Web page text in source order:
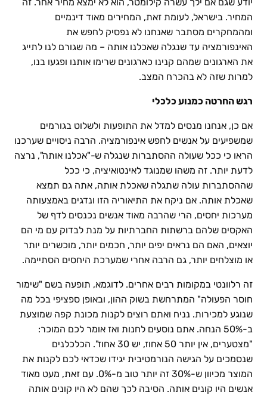
המחיר. בישראל, לעומת זאת, המחירים מאוד דינמיים
ומהמחקרים מסתבר שאנחנו לא נפסיק לחפש את
האינפורמציה עד שנגלה שאכלנו אותה – מה שגורם לנו לתייג
את הארגונים שמהם קנינו כארגונים שרימו אותנו ופגעו בנו,
למרות שזה לא בהכרח המצב.
רגש החרטה כמנוע כלכלי
אם כן, אנחנו מנסים למדל את התופעות ולשלוט בגורמים
שמשפיעים על אנשים לחפש אינפורמציה. הרבה ניסויים שערכנו
הראו כי ככל שעולה ההסתברות שנגלה ש-"אכלנו אותה", נרצה
לדעת יותר. זה משהו שמנוגד לאינטואיציה, כי ככל
שההסתברות עולה שתגלה שאכלת אותה, אתה גם תמצא
שאכלת אותה. אם ניקח את התיאוריה הזו ונדגים באמצעותה
מערכות יחסים, הרי שהרבה מאוד אנשים נכנסים לדף של
האקסים שלהם ברשתות החברתיות על מנת לבדוק עם מי הם
יוצאים, האם הם נראים יפים יותר, חכמים יותר, מוכשרים יותר
או מוצלחים יותר, גם הרבה אחרי שמערכת היחסים הסתיימה.
זה רלוונטי במקומות רבים אחרים. לדוגמא, תופעה בשם "שימור
חוסר הפעולה" המתרחשת בשוק ההון, ובאופן ספציפי בכל מה
שנוגע למכירות. נניח ואתם רוצים לקנות מכונת קפה שמוצעת
ב-50% הנחה. אתם נוסעים לחנות ואז אומר לכם המוכר:
"מצטערים, אין יותר 50 אחוז, יש 30 אחוז". הכלכלנים
שנסמכים על הגישה הנורמטיבית יגידו שכדאי לכם לקנות את
המוצר מכיוון ש-30% זה יותר טוב מ-0%. עם זאת, מעט מאוד
אנשים היו קונים אותה. הסיבה לכך שהם לא היו קונים אותה